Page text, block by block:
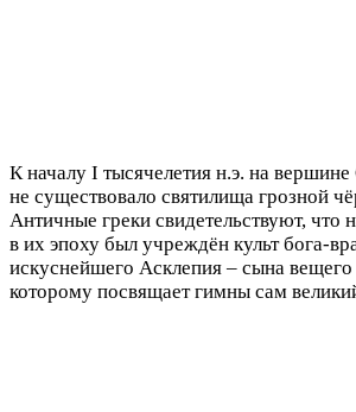
К началу I тысячелетия н.э. на
не существовало святилища грозной
Античные греки свидетельствуют, что
в их эпоху был учреждён культ бога-
искуснейшего Асклепия – сына
которому посвящает гимны сам